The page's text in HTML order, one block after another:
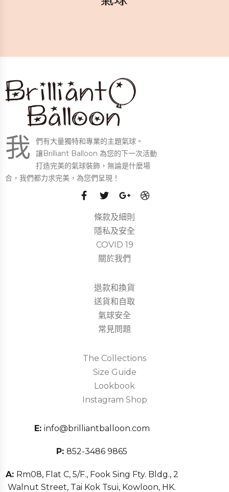
我
們有大量獨特和專業的主題氣球。
讓Brilliant Balloon 為您的下一次活動
打造完美的氣球裝飾，無論是什麼場
合，我們都力求完美，為您們呈現！
條款及細則
隱私及安全
COVID 19
關於我們
退款和換貨
送貨和自取
氣球安全
常見問題
The Collections
Size Guide
Lookbook
Instagram Shop
E: info@brilliantballoon.com
P: 852-3486 9865
A: Rm08, Flat C, 5/F., Fook Sing Fty. Bldg., 2
Walnut Street, Tai Kok Tsui, Kowloon, HK.